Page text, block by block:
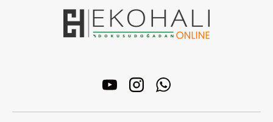
YouTubeInstagramWhatsApp